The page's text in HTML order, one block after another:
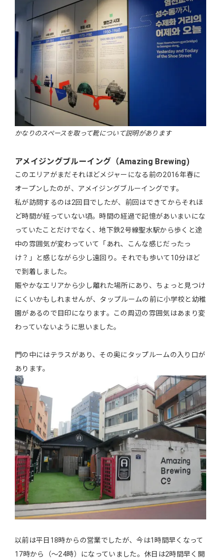
かなりのスペースを取って靴について説明があります
アメイジングブルーイング（Amazing Brewing)
このエリアがまだそれほどメジャーになる前の2016年春に
オープンしたのが、アメイジングブルーイングです。
私が訪問するのは2回目でしたが、前回はできてからそれほ
ど時間が経っていない頃。時間の経過で記憶があいまいにな
っていたことだけでなく、地下鉄2号線聖水駅から歩くと途
中の雰囲気が変わっていて「あれ、こんな感じだったっ
け？」と感じながら少し遠回り。それでも歩いて10分ほど
で到着しました。
賑やかなエリアから少し離れた場所にあり、ちょっと見つけ
にくいかもしれませんが、タップルームの前に小学校と幼稚
園があるので目印になります。この周辺の雰囲気はあまり変
わっていないように思いました。
門の中にはテラスがあり、その奥にタップルームの入り口が
あります。
以前は平日18時からの営業でしたが、今は1時間早くなって
17時から（～24時）になっていました。休日は2時間早く開